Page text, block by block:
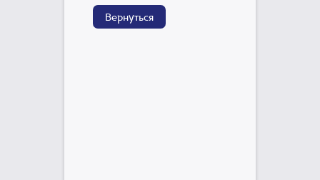
Вернуться